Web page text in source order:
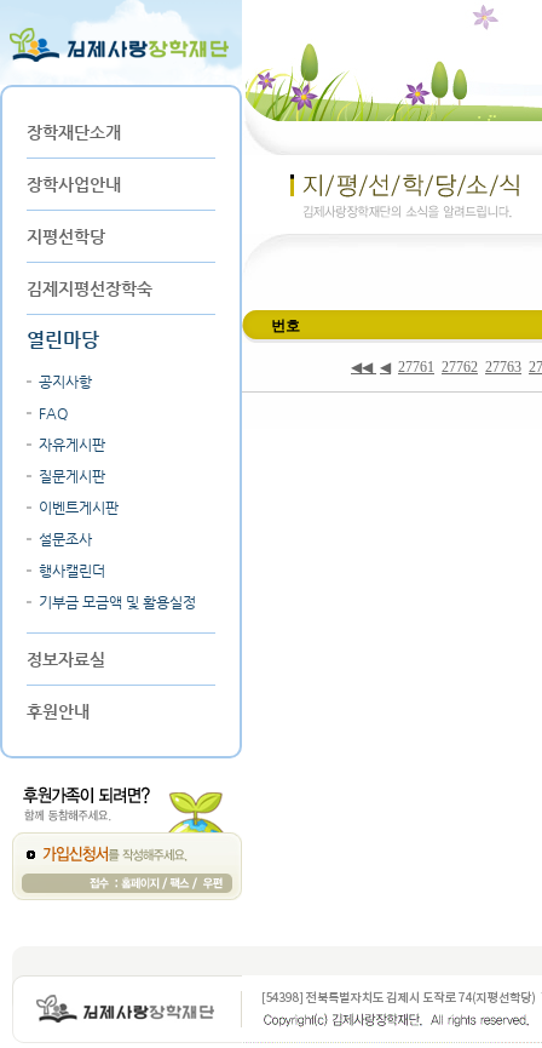
장학재단소개
장학사업안내
지평선학당
김제지평선장학숙
열린마당
공지사항
FAQ
자유게시판
질문게시판
이벤트게시판
설문조사
행사캘린더
기부금 모금액 및 활용실정
정보자료실
후원안내
번호
◀◀ ◀ 27761 27762 27763